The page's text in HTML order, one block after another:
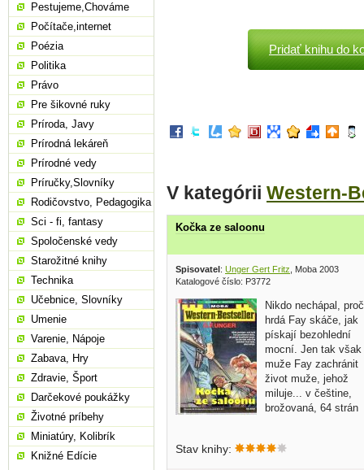
Pridať knihu do
V kategórii Western-
Kočka ze saloonu
Spisovatel: Unger Gert Fritz , Moba 2003
Katalogové číslo: P3772
Nikdo nechápal, proč
hrdá Fay skáče, jak
pískají bezohlední
mocní. Jen tak však
muže Fay zachránit
život muže, jehož
miluje... v češtine,
brožovaná, 64 strán
Stav knihy:
Pestujeme,Chováme
Počítače,internet
Poézia
Politika
Právo
Pre šikovné ruky
Príroda, Javy
Prírodná lekáreň
Prírodné vedy
Príručky,Slovníky
Rodičovstvo, Pedagogika
Sci - fi, fantasy
Spoločenské vedy
Starožitné knihy
Technika
Učebnice, Slovníky
Umenie
Varenie, Nápoje
Zabava, Hry
Zdravie, Šport
Darčekové poukážky
Životné príbehy
Miniatúry, Kolibrík
Knižné Edície